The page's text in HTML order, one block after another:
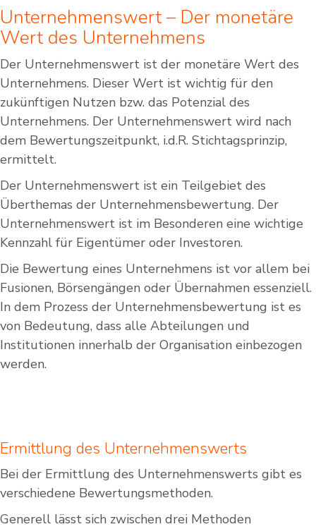
Unternehmenswert – Der monetäre
Wert des Unternehmens
Der Unternehmenswert ist der monetäre Wert des
Unternehmens. Dieser Wert ist wichtig für den
zukünftigen Nutzen bzw. das Potenzial des
Unternehmens. Der Unternehmenswert wird nach
dem Bewertungszeitpunkt, i.d.R. Stichtagsprinzip,
ermittelt.
Der Unternehmenswert ist ein Teilgebiet des
Überthemas der Unternehmensbewertung. Der
Unternehmenswert ist im Besonderen eine wichtige
Kennzahl für Eigentümer oder Investoren.
Die Bewertung eines Unternehmens ist vor allem bei
Fusionen, Börsengängen oder Übernahmen essenziell.
In dem Prozess der Unternehmensbewertung ist es
von Bedeutung, dass alle Abteilungen und
Institutionen innerhalb der Organisation einbezogen
werden.
Ermittlung des Unternehmenswerts
Bei der Ermittlung des Unternehmenswerts gibt es
verschiedene Bewertungsmethoden.
Generell lässt sich zwischen drei Methoden